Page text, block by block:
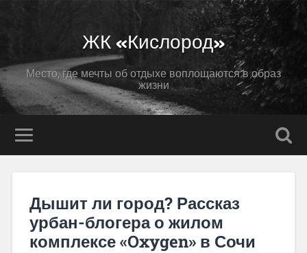
ЖК «Кислород»
Место, где мечты об отдыхе воплощаются в образ
жизни
Дышит ли город? Рассказ
урбан-блогера о жилом
комплексе «Oxygen» в Сочи